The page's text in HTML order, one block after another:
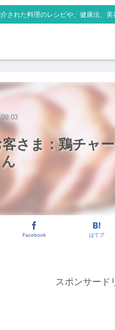
された料理のレシピや、健康法、
さま：鶏チャ
Facebook はてブ
スポンサード